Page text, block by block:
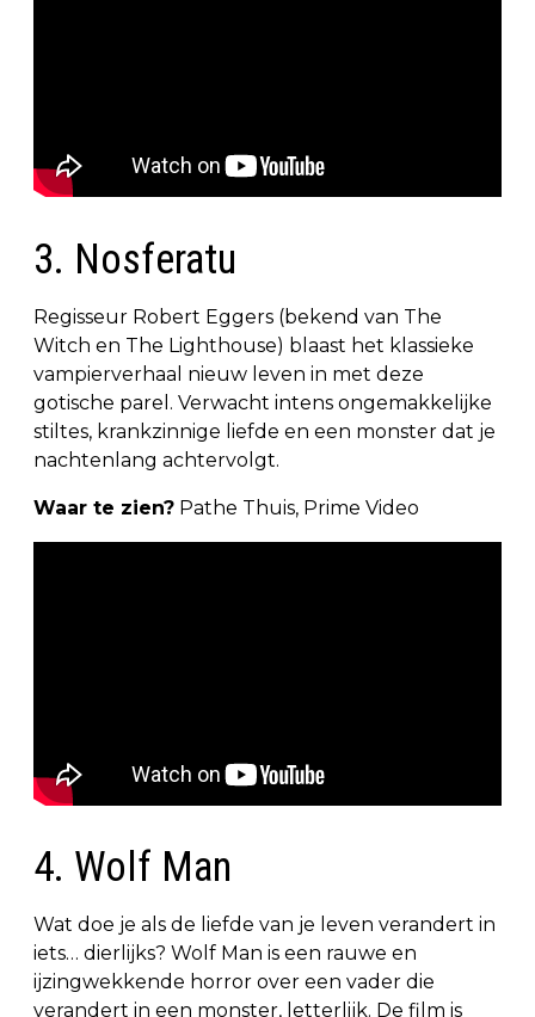
3. Nosferatu
Regisseur Robert Eggers (bekend van The
Witch en The Lighthouse) blaast het klassieke
vampierverhaal nieuw leven in met deze
gotische parel. Verwacht intens ongemakkelijke
stiltes, krankzinnige liefde en een monster dat je
nachtenlang achtervolgt.
Waar te zien? Pathe Thuis, Prime Video
4. Wolf Man
Wat doe je als de liefde van je leven verandert in
iets… dierlijks? Wolf Man is een rauwe en
ijzingwekkende horror over een vader die
verandert in een monster, letterlijk. De film is